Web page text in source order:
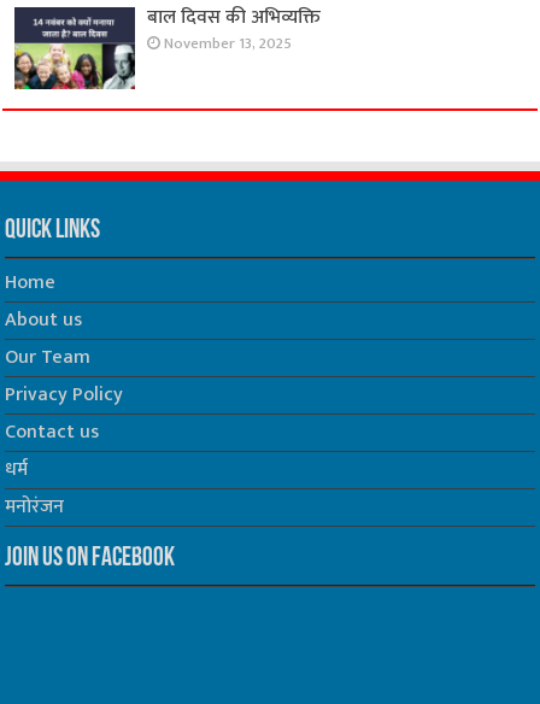
बाल दिवस की अभिव्यक्ति
November 13, 2025
Quick Links
Home
About us
Our Team
Privacy Policy
Contact us
धर्म
मनोरंजन
Join us on Facebook